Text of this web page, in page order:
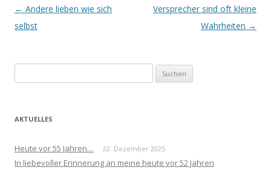
Beitrags-
Navigation
← Andere lieben wie sich
selbst
Versprecher sind oft kleine
Wahrheiten →
nach:
AKTUELLES
Heute vor 55 Jahren… 22. Dezember 2025
In liebevoller Erinnerung an meine heute vor 52 Jahren